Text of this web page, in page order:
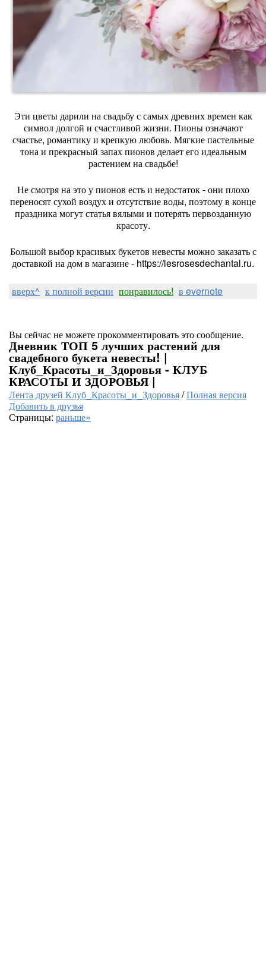
Эти цветы дарили на свадьбу с самых древних времен как
символ долгой и счастливой жизни. Пионы означают
счастье, романтику и крепкую любовь. Мягкие пастельные
тона и прекрасный запах пионов делает его идеальным
растением на свадьбе!
Не смотря на это у пионов есть и недостаток - они плохо
переносят сухой воздух и отсутствие воды, поэтому в конце
праздника могут статья вялыми и потерять первозданную
красоту.
Большой выбор красивых букетов невесты можно заказать с
доставкой на дом в магазине - https://lesrosesdechantal.ru.
вверх^ к полной версии понравилось! в evernote
Вы сейчас не можете прокомментировать это сообщение.
Дневник ТОП 5 лучших растений для
свадебного букета невесты! |
Клуб_Красоты_и_Здоровья - КЛУБ
КРАСОТЫ И ЗДОРОВЬЯ |
Лента друзей Клуб_Красоты_и_Здоровья/Полная версия
Добавить в друзья
Страницы: раньше»